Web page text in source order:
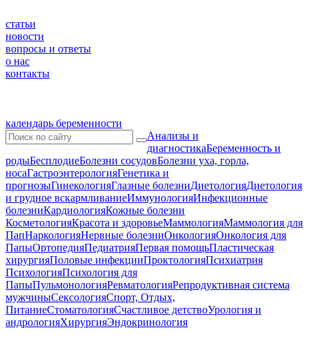
статьи
новости
вопросы и ответы
о нас
контакты
календарь беременности
Анализы и
диагностикаБеременность и
родыБесплодиеБолезни сосудовБолезни уха, горла,
носаГастроэнтерологияГенетика и
прогнозыГинекологияГлазные болезниДиетологияДиетология
и грудное вскармливаниеИммунологияИнфекционные
болезниКардиологияКожные болезни
КосметологияКрасота и здоровьеМаммологияМаммология для
ПапНаркологияНервные болезниОнкологияОнкология для
ПапыОртопедияПедиатрияПервая помощьПластическая
хирургияПоловые инфекцииПроктологияПсихиатрия
ПсихологияПсихология для
ПапыПульмонологияРевматологияРепродуктивная система
мужчиныСексологияСпорт, Отдых,
ПитаниеСтоматологияСчастливое детствоУрология и
андрологияХирургияЭндокринология